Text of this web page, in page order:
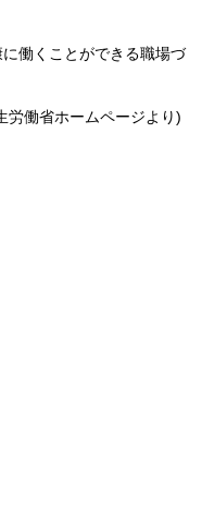
働くことができる職場づ
労働省ホームページより)